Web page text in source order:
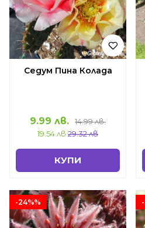
Седум Пина Колада
9.99 лв.
14.99 лв.
19.54 лв 29.32 лв
КУПИ
-24%%